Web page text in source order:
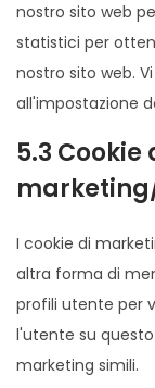
nostro sito web
statistici per
nostro sito web.
all'impostazione
5.3 Cookie
I cookie di
altra forma di
profili utente per
l'utente su
marketing simili.